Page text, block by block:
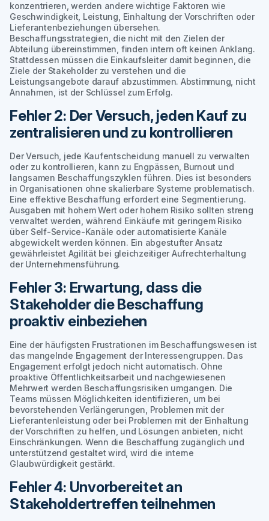
konzentrieren, werden andere wichtige Faktoren wie
Geschwindigkeit, Leistung, Einhaltung der Vorschriften oder
Lieferantenbeziehungen übersehen.
Beschaffungsstrategien, die nicht mit den Zielen der
Abteilung übereinstimmen, finden intern oft keinen Anklang.
Stattdessen müssen die Einkaufsleiter damit beginnen, die
Ziele der Stakeholder zu verstehen und die
Leistungsangebote darauf abzustimmen. Abstimmung, nicht
Annahmen, ist der Schlüssel zum Erfolg.
Fehler 2: Der Versuch, jeden Kauf zu
zentralisieren und zu kontrollieren
Der Versuch, jede Kaufentscheidung manuell zu verwalten
oder zu kontrollieren, kann zu Engpässen, Burnout und
langsamen Beschaffungszyklen führen. Dies ist besonders
in Organisationen ohne skalierbare Systeme problematisch.
Eine effektive Beschaffung erfordert eine Segmentierung.
Ausgaben mit hohem Wert oder hohem Risiko sollten streng
verwaltet werden, während Einkäufe mit geringem Risiko
über Self-Service-Kanäle oder automatisierte Kanäle
abgewickelt werden können. Ein abgestufter Ansatz
gewährleistet Agilität bei gleichzeitiger Aufrechterhaltung
der Unternehmensführung.
Fehler 3: Erwartung, dass die
Stakeholder die Beschaffung
proaktiv einbeziehen
Eine der häufigsten Frustrationen im Beschaffungswesen ist
das mangelnde Engagement der Interessengruppen. Das
Engagement erfolgt jedoch nicht automatisch. Ohne
proaktive Öffentlichkeitsarbeit und nachgewiesenen
Mehrwert werden Beschaffungsrisiken umgangen. Die
Teams müssen Möglichkeiten identifizieren, um bei
bevorstehenden Verlängerungen, Problemen mit der
Lieferantenleistung oder bei Problemen mit der Einhaltung
der Vorschriften zu helfen, und Lösungen anbieten, nicht
Einschränkungen. Wenn die Beschaffung zugänglich und
unterstützend gestaltet wird, wird die interne
Glaubwürdigkeit gestärkt.
Fehler 4: Unvorbereitet an
Stakeholdertreffen teilnehmen